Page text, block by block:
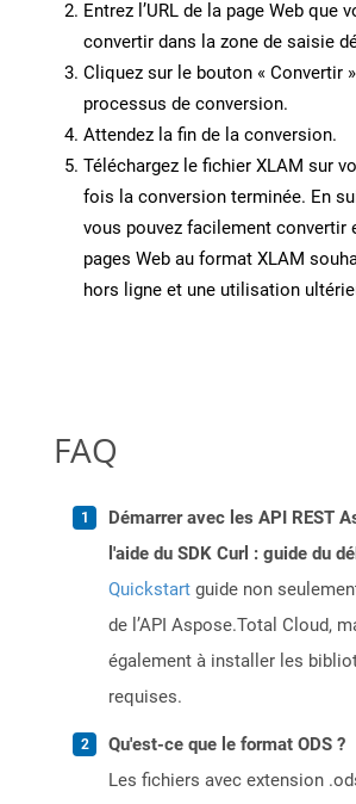
Entrez l’URL de la page Web que
convertir dans la zone de saisie
Cliquez sur le bouton « Convertir
processus de conversion.
Attendez la fin de la conversion.
Téléchargez le fichier XLAM sur
fois la conversion terminée. En
vous pouvez facilement convertir
pages Web au format XLAM
hors ligne et une utilisation
FAQ
Démarrer avec les API REST
l'aide du SDK Curl : guide du
Quickstart guide non
de l’API Aspose.Total Cloud,
également à installer les
requises.
Qu'est-ce que le format ODS ?
Les fichiers avec extension